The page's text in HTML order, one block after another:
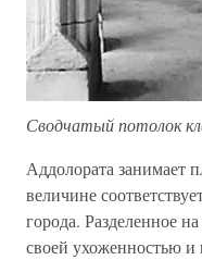
Сводчатый потолок
Аддолората занимает
величине
города. Разделенное
своей ухоженностью